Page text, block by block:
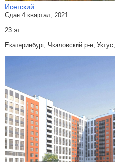
Исетский
Сдан 4 квартал, 2021
23 эт.
Екатеринбург, Чкаловский р-н,